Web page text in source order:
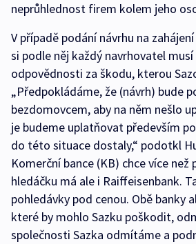
neprůhlednost firem kolem jeho
V případě podání návrhu na
si podle něj každý navrhovatel
odpovědnosti za škodu, kterou
„Předpokládáme, že (návrh) bude
bezdomovcem, aby na něm nešlo
je budeme uplatňovat především
do této situace dostaly,“ podotkl
Komerční bance (KB) chce více než
hledáčku má ale i Raiffeisenbank.
pohledávky pod cenou. Obě banky
které by mohlo Sazku poškodit,
společnosti Sazka odmítáme a